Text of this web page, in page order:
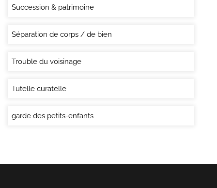
Succession & patrimoine
Séparation de corps / de bien
Trouble du voisinage
Tutelle curatelle
garde des petits-enfants